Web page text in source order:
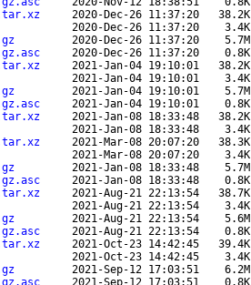
2020-Dec-26 11:37:20
38.2K
2020-Dec-26 11:37:20
3.4K
2020-Dec-26 11:37:20
5.7M
2020-Dec-26 11:37:20
0.8K
2021-Jan-04 19:10:01
38.2K
2021-Jan-04 19:10:01
3.4K
2021-Jan-04 19:10:01
5.7M
2021-Jan-04 19:10:01
0.8K
2021-Jan-08 18:33:48
38.2K
2021-Jan-08 18:33:48
3.4K
2021-Mar-08 20:07:20
38.3K
2021-Mar-08 20:07:20
3.4K
2021-Jan-08 18:33:48
5.7M
2021-Jan-08 18:33:48
0.8K
2021-Aug-21 22:13:54
38.7K
2021-Aug-21 22:13:54
3.4K
2021-Aug-21 22:13:54
5.6M
2021-Aug-21 22:13:54
0.8K
2021-Oct-23 14:42:45
39.4K
2021-Oct-23 14:42:45
3.4K
2021-Sep-12 17:03:51
6.2M
2021-Sep-12 17:03:51
0.8K